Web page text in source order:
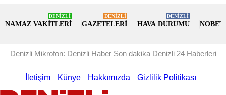
NAMAZ VAKİTLERİ
DENİZLİ
GAZETELERİ
DENİZLİ
HAVA DURUMU
DENİZLİ
Denizli Mikrofon: Denizli Haber Son dakika Denizli 24 Haberleri
İletişim Künye Hakkımızda Gizlilik Politikası